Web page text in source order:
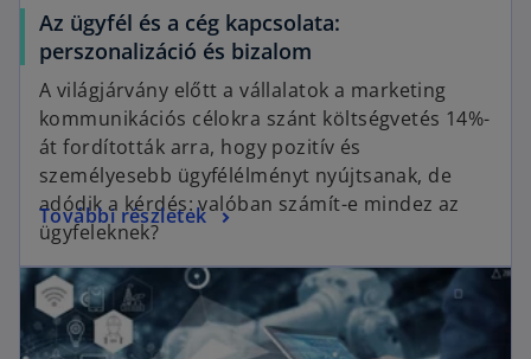
Az ügyfél és a cég kapcsolata:
perszonalizáció és bizalom
A világjárvány előtt a vállalatok a marketing
kommunikációs célokra szánt költségvetés 14%-
át fordították arra, hogy pozitív és
személyesebb ügyfélélményt nyújtsanak, de
adódik a kérdés: valóban számít-e mindez az
ügyfeleknek?
További részletek